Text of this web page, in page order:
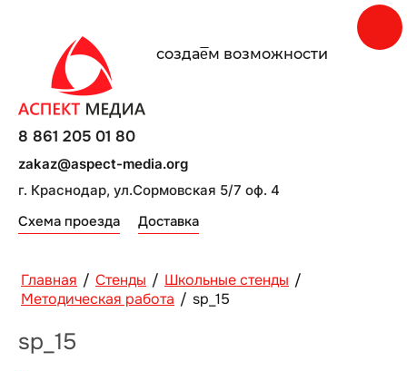
создаe̅м возможности
г. Краснодар, ул.Сормовская 5/7 оф. 4
Схема проезда Доставка
8 861 205 01 80
zakaz@aspect-media.org
Главная / Стенды / Школьные стенды /
Методическая работа / sp_15
sp_15